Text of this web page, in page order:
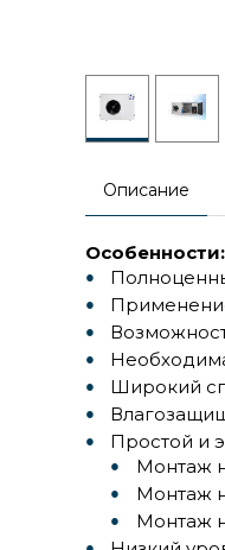
Описание
Особенности:
Широкий
Простой и
Монтаж
Монтаж
Монтаж